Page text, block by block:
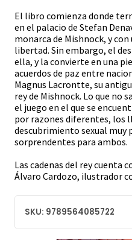
El libro comienza donde
en el palacio de Stefan
monarca de Mishnock, y
libertad. Sin embargo, el
ella, y la convierte en una
acuerdos de paz entre
Magnus Lacrontte, su
rey de Mishnock. Lo que no
el juego en el que se
por razones diferentes, los
descubrimiento sexual muy
sorprendentes para ambos.
Las cadenas del rey cuenta
Álvaro Cardozo, ilustrador
SKU: 9789564085722